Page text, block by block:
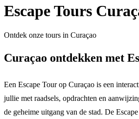
Escape Tours
Ontdek onze tours in Curaçao
Curaçao ontdekken met
Een Escape Tour op Curaçao is een
jullie met raadsels, opdrachten en
de geheime uitgang van de stad. De